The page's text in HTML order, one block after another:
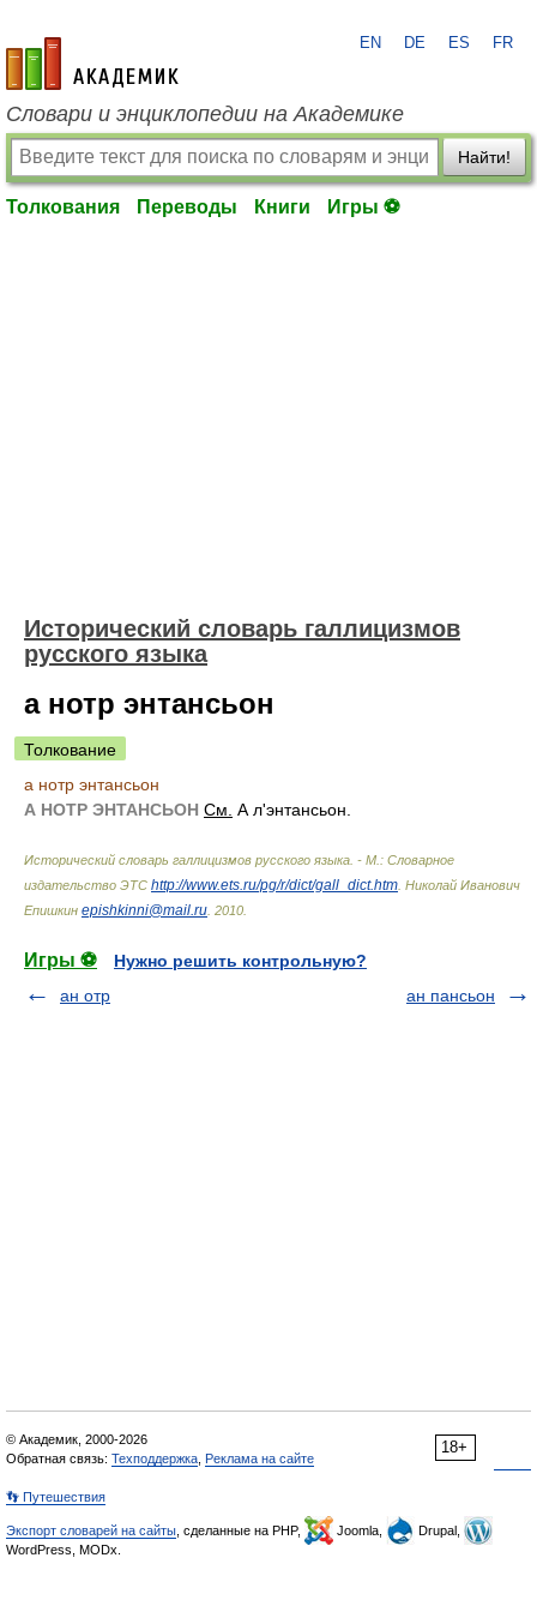
academic.ru
EN DE ES FR
Словари и энциклопедии на Академике
Найти!
Толкования Переводы Книги Игры ⚽
Исторический словарь галлицизмов
русского языка
а нотр энтансьон
Толкование
а нотр энтансьон
А НОТР ЭНТАНСЬОН См. А л'энтансьон.
Исторический словарь галлицизмов русского языка. - М.: Словарное
издательство ЭТС http://www.ets.ru/pg/r/dict/gall_dict.htm Николай Иванович
Епишкин epishkinni@mail.ru 2010
Игры ⚽
Нужно решить контрольную?
ан отр
ан пансьон
18+
© Академик, 2000-2026
Обратная связь: Техподдержка Реклама на сайте
👣 Путешествия
Экспорт словарей на сайты , сделанные на PHP, Joomla,
Drupal,
WordPress, MODx.